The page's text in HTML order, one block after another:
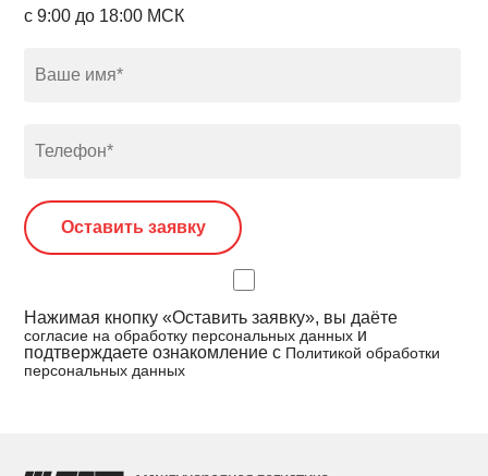
с 9:00 до 18:00 МСК
Нажимая кнопку «Оставить заявку», вы даёте
согласие на обработку персональных данных и
подтверждаете ознакомление с Политикой обработки
персональных данных